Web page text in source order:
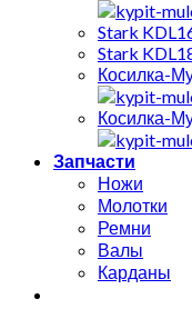
Stark
Stark
Косилка-
Косилка-
Запчасти
Ножи
Молотки
Ремни
Валы
Карданы